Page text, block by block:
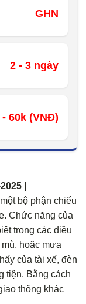
GHN
2 - 3 ngày
- 60k (VNĐ)
|
bộ phận chiếu
Chức năng của
trong các điều
hoặc mưa
của tài xế, đèn
tiện. Bằng cách
thông khác